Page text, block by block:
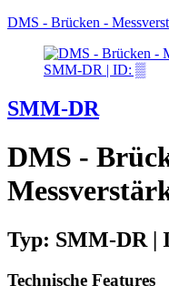
DMS - Brücken -
SMM-DR | ID: ▒
SMM-DR
DMS -
Typ: SMM-DR |
Technische Features